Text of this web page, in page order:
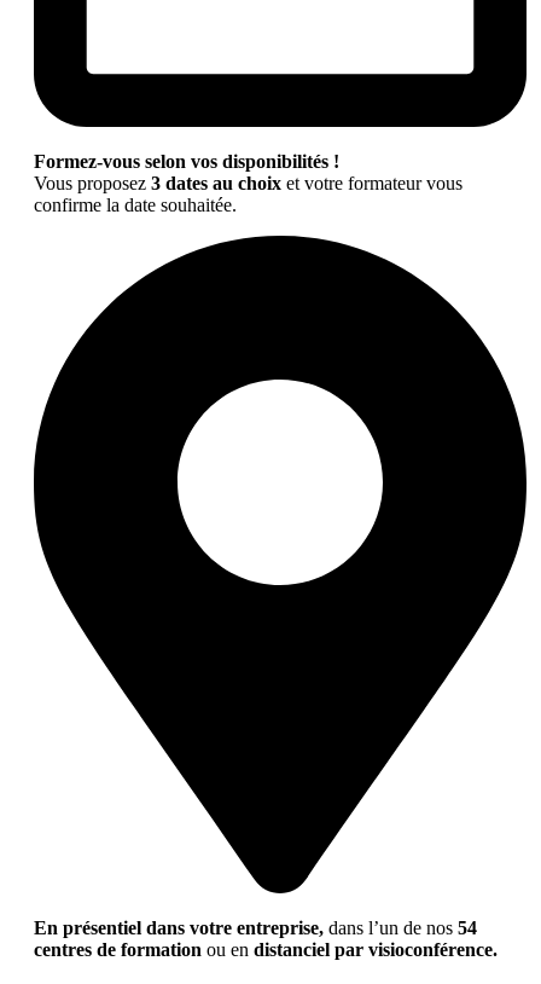
Formez-vous selon vos disponibilités !
Vous proposez 3 dates au choix et votre formateur vous
confirme la date souhaitée.
En présentiel dans votre entreprise, dans l’un de nos 54
centres de formation ou en distanciel par visioconférence.